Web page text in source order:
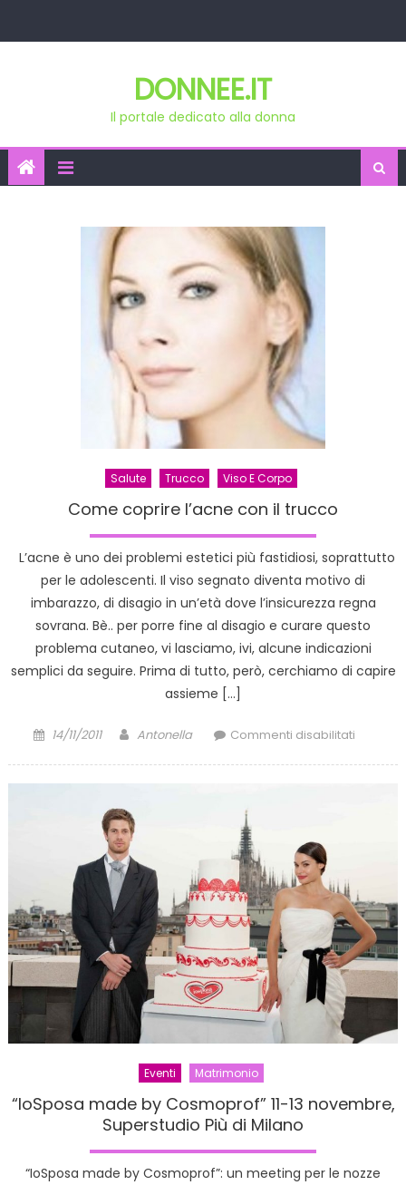
DONNEE.IT
Il portale dedicato alla donna
Salute Trucco Viso E Corpo
Come coprire l’acne con il trucco
L’acne è uno dei problemi estetici più fastidiosi, soprattutto
per le adolescenti. Il viso segnato diventa motivo di
imbarazzo, di disagio in un’età dove l’insicurezza regna
sovrana. Bè.. per porre fine al disagio e curare questo
problema cutaneo, vi lasciamo, ivi, alcune indicazioni
semplici da seguire. Prima di tutto, però, cerchiamo di capire
assieme […]
Posted
14/11/2011 Author
Antonella Commenti disabilitatisu
Eventi Matrimonio
“IoSposa made by Cosmoprof” 11-13 novembre,
Superstudio Più di Milano
“IoSposa made by Cosmoprof”: un meeting per le nozze